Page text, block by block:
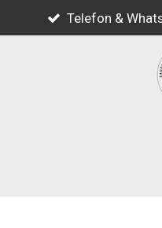
Hauptinhalt
Telefon &